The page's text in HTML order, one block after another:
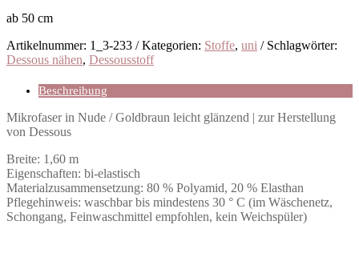
Goldbraun,
glänzend
|
Anfertigung
Dessous
Menge
ab 50 cm
Artikelnummer: 1_3-233 Kategorien: Stoffe, uni
Schlagwörter:
Dessous nähen, Dessousstoff
Beschreibung
Mikrofaser in Nude / Goldbraun leicht glänzend | zur Herstellung
von Dessous
Breite: 1,60 m
Eigenschaften: bi-elastisch
Materialzusammensetzung: 80 % Polyamid, 20 % Elasthan
Pflegehinweis: waschbar bis mindestens 30 ° C (im Wäschenetz,
Schongang, Feinwaschmittel empfohlen, kein Weichspüler)